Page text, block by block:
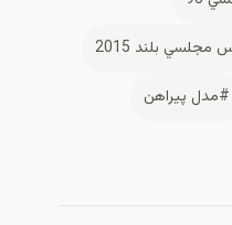
مجلسي بلند 2015
#مدل پيراهن